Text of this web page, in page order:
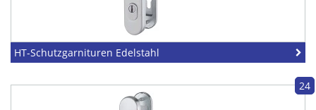
HT-Schutzgarnituren Edelstahl
24